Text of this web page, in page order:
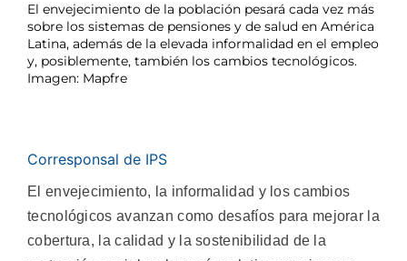
El envejecimiento de la población pesará cada vez más
sobre los sistemas de pensiones y de salud en América
Latina, además de la elevada informalidad en el empleo
y, posiblemente, también los cambios tecnológicos.
Imagen: Mapfre
Corresponsal de IPS
El envejecimiento, la informalidad y los cambios
tecnológicos avanzan como desafíos para mejorar la
cobertura, la calidad y la sostenibilidad de la